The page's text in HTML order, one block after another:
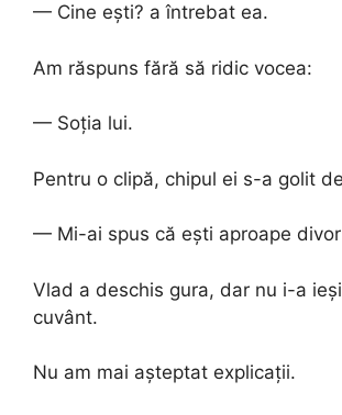
— Cine ești? a întrebat ea.
Am răspuns fără să ridic vocea:
— Soția lui.
Pentru o clipă, chipul ei s-a golit
— Mi-ai spus că ești aproape
Vlad a deschis gura, dar nu i-a
cuvânt.
Nu am mai așteptat explicații.